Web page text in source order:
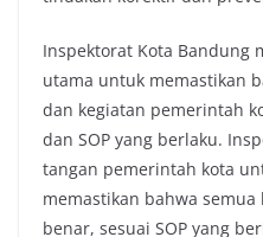
Inspektorat Kota Bandung
utama untuk memastikan
dan kegiatan pemerintah
dan SOP yang berlaku.
tangan pemerintah kota
memastikan bahwa
benar, sesuai SOP yang